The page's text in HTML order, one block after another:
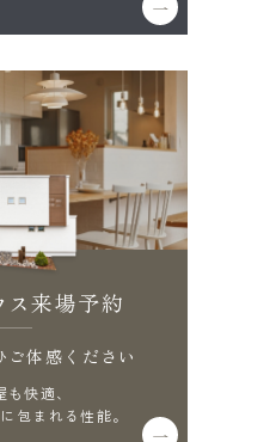
ス来場予約
ご体感ください
快適、
包まれる性能。